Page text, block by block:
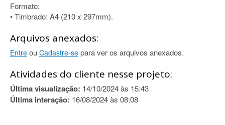
Formato:
• Timbrado: A4 (210 x 297mm).
Arquivos anexados:
Entre ou Cadastre-se para ver os arquivos anexados.
Atividades do cliente nesse projeto:
Última visualização: 14/10/2024 às 15:43
Última interação: 16/08/2024 às 08:08